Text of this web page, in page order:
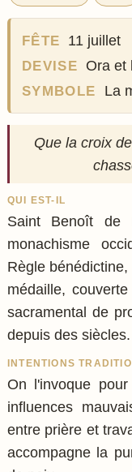
FÊTE 11 juillet
DEVISE Ora et
SYMBOLE La
Que la croix
QUI EST-IL
Saint Benoît
monachisme
Règle
médaille,
sacramental de
depuis des siècles.
INTENTIONS
On l'invoque
influences
entre prière et
accompagne la